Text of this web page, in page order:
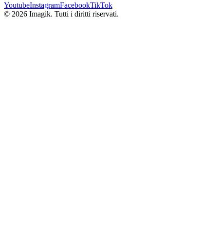
YoutubeInstagramFacebookTikTok
© 2026 Imagik. Tutti i diritti riservati.